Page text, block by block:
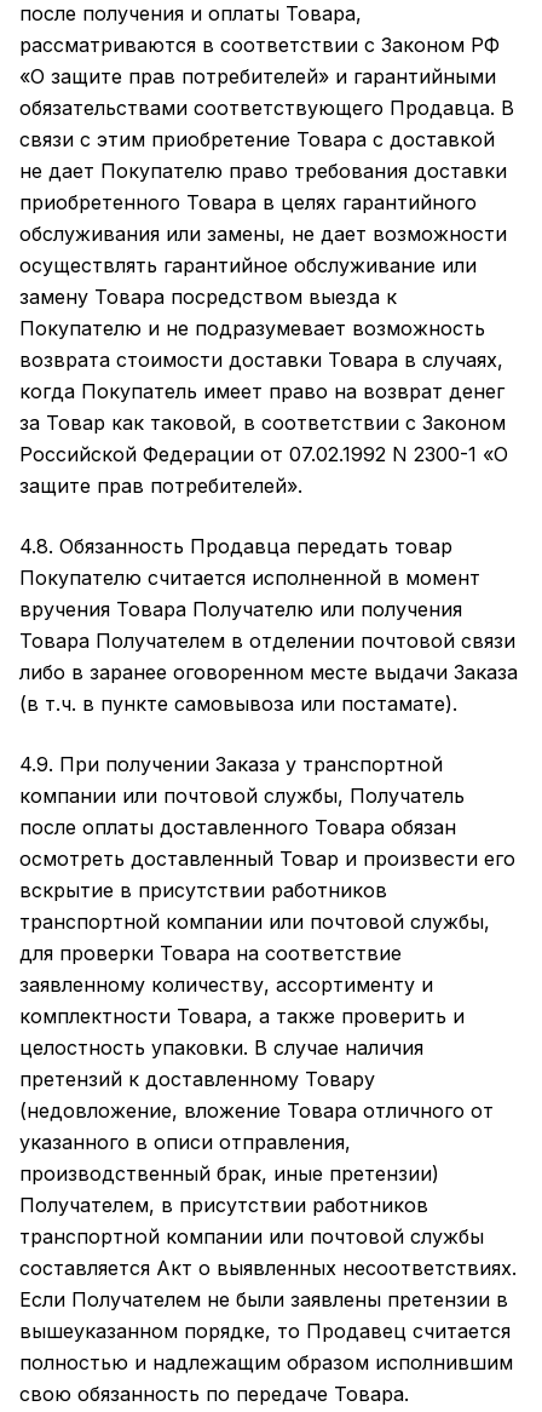
после получения и оплаты Товара,
рассматриваются в соответствии с Законом РФ
«О защите прав потребителей» и гарантийными
обязательствами соответствующего Продавца. В
связи с этим приобретение Товара с доставкой
не дает Покупателю право требования доставки
приобретенного Товара в целях гарантийного
обслуживания или замены, не дает возможности
осуществлять гарантийное обслуживание или
замену Товара посредством выезда к
Покупателю и не подразумевает возможность
возврата стоимости доставки Товара в случаях,
когда Покупатель имеет право на возврат денег
за Товар как таковой, в соответствии с Законом
Российской Федерации от 07.02.1992 N 2300-1 «О
защите прав потребителей».
4.8. Обязанность Продавца передать товар
Покупателю считается исполненной в момент
вручения Товара Получателю или получения
Товара Получателем в отделении почтовой связи
либо в заранее оговоренном месте выдачи Заказа
(в т.ч. в пункте самовывоза или постамате).
4.9. При получении Заказа у транспортной
компании или почтовой службы, Получатель
после оплаты доставленного Товара обязан
осмотреть доставленный Товар и произвести его
вскрытие в присутствии работников
транспортной компании или почтовой службы,
для проверки Товара на соответствие
заявленному количеству, ассортименту и
комплектности Товара, а также проверить и
целостность упаковки. В случае наличия
претензий к доставленному Товару
(недовложение, вложение Товара отличного от
указанного в описи отправления,
производственный брак, иные претензии)
Получателем, в присутствии работников
транспортной компании или почтовой службы
составляется Акт о выявленных несоответствиях.
Если Получателем не были заявлены претензии в
вышеуказанном порядке, то Продавец считается
полностью и надлежащим образом исполнившим
свою обязанность по передаче Товара.